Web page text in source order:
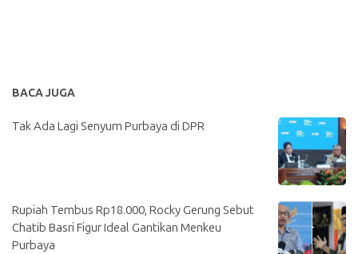
BACA JUGA
Tak Ada Lagi Senyum Purbaya di DPR
Rupiah Tembus Rp18.000, Rocky Gerung Sebut
Chatib Basri Figur Ideal Gantikan Menkeu
Purbaya